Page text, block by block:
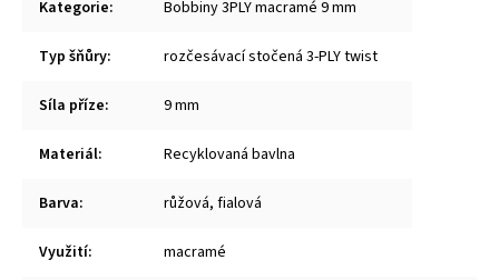
Kategorie: Bobbiny 3PLY macramé 9 mm
Typ šňůry: rozčesávací stočená 3-PLY twist
Síla příze: 9 mm
Materiál: Recyklovaná bavlna
Barva: růžová, fialová
Využití: macramé